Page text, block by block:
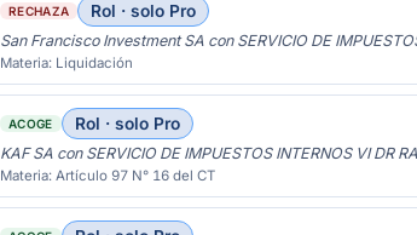
RECHAZA Rol · solo Pro
San Francisco Investment SA con SERVICIO DE
Materia: Liquidación
ACOGE Rol · solo Pro
KAF SA con SERVICIO DE IMPUESTOS INTERNOS VI DR
Materia: Artículo 97 N° 16 del CT